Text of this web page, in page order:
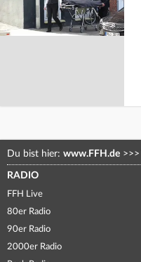
Du bist hier: www.FFH.de >>>
RADIO
FFH Live
80er Radio
90er Radio
2000er Radio